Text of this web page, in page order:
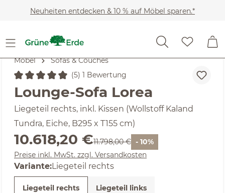
Zum Hauptinhalt springen
Neuheiten entdecken & 10 % auf Möbel sparen.*
Möbel Sofas & Couches
Durchschnittliche Bewertung von 5 von 5 Sternen
(5) 1 Bewertung
Lounge-Sofa Lorea
Liegeteil rechts, inkl. Kissen (Wollstoff Kaland
Tundra, Eiche, B295 x T155 cm)
Verkaufspreis:
10.618,20 €Regulärer Preis:
11.798,00 € - 10%
Preise inkl. MwSt. zzgl. Versandkosten
Variante:Liegeteil rechts
Liegeteil rechts Liegeteil links